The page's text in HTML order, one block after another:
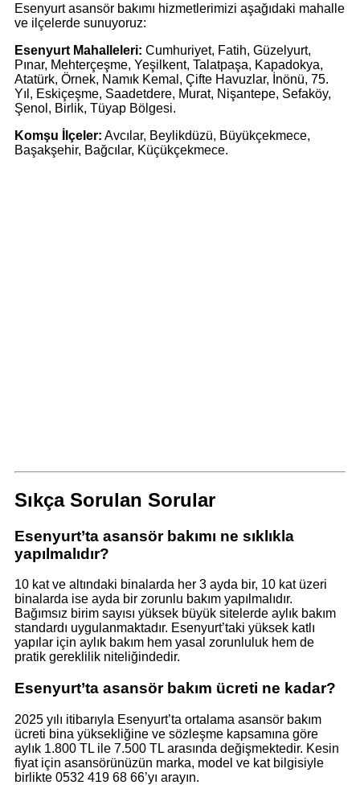
Esenyurt asansör bakımı hizmetlerimizi aşağıdaki mahalle
ve ilçelerde sunuyoruz:
Esenyurt Mahalleleri: Cumhuriyet, Fatih, Güzelyurt,
Pınar, Mehterçeşme, Yeşilkent, Talatpaşa, Kapadokya,
Atatürk, Örnek, Namık Kemal, Çifte Havuzlar, İnönü, 75.
Yıl, Eskiçeşme, Saadetdere, Murat, Nişantepe, Sefaköy,
Şenol, Birlik, Tüyap Bölgesi.
Komşu İlçeler: Avcılar, Beylikdüzü, Büyükçekmece,
Başakşehir, Bağcılar, Küçükçekmece.
Sıkça Sorulan Sorular
Esenyurt’ta asansör bakımı ne sıklıkla
yapılmalıdır?
10 kat ve altındaki binalarda her 3 ayda bir, 10 kat üzeri
binalarda ise ayda bir zorunlu bakım yapılmalıdır.
Bağımsız birim sayısı yüksek büyük sitelerde aylık bakım
standardı uygulanmaktadır. Esenyurt’taki yüksek katlı
yapılar için aylık bakım hem yasal zorunluluk hem de
pratik gereklilik niteliğindedir.
Esenyurt’ta asansör bakım ücreti ne kadar?
2025 yılı itibarıyla Esenyurt’ta ortalama asansör bakım
ücreti bina yüksekliğine ve sözleşme kapsamına göre
aylık 1.800 TL ile 7.500 TL arasında değişmektedir. Kesin
fiyat için asansörünüzün marka, model ve kat bilgisiyle
birlikte 0532 419 68 66’yı arayın.